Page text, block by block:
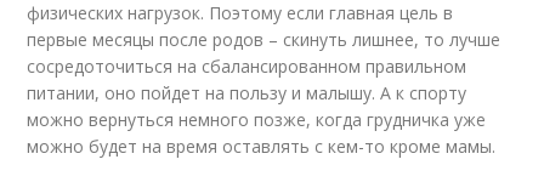
физических нагрузок. Поэтому если главная цель в
первые месяцы после родов – скинуть лишнее, то лучше
сосредоточиться на сбалансированном правильном
питании, оно пойдет на пользу и малышу. А к спорту
можно вернуться немного позже, когда грудничка уже
можно будет на время оставлять с кем-то кроме мамы.